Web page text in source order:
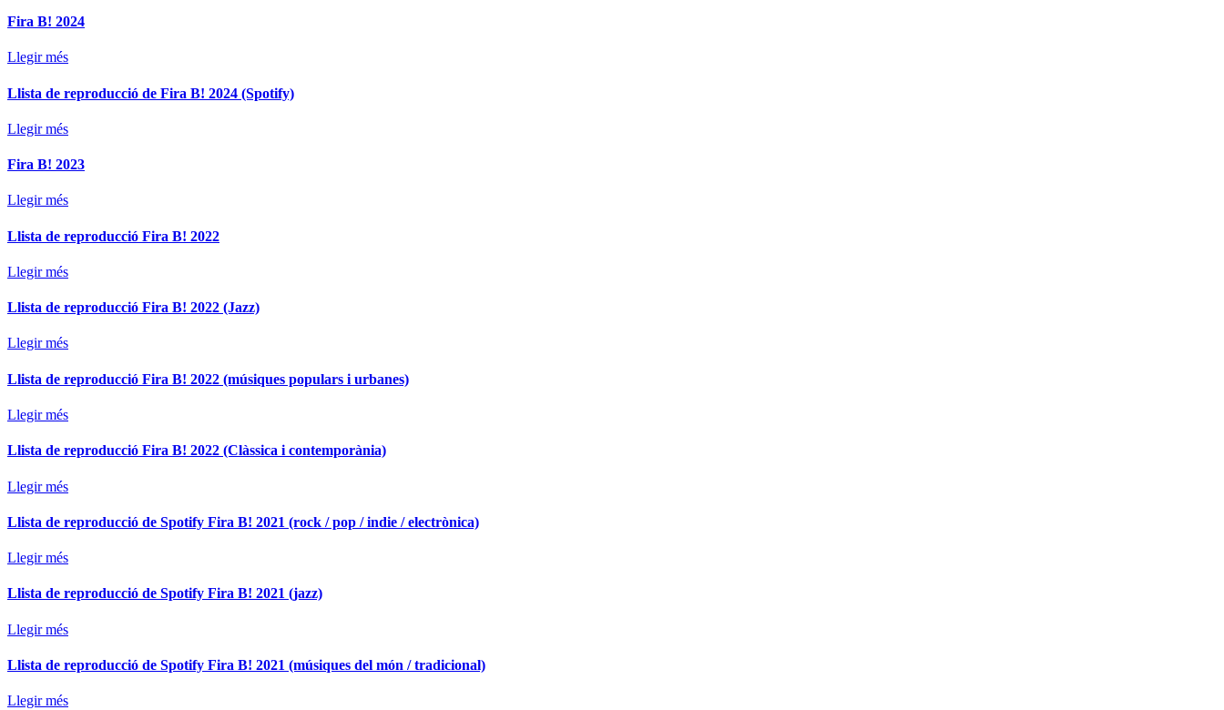
Fira B! 2024
Llegir més
Llista de reproducció de Fira B! 2024 (Spotify)
Llegir més
Fira B! 2023
Llegir més
Llista de reproducció Fira B! 2022
Llegir més
Llista de reproducció Fira B! 2022 (Jazz)
Llegir més
Llista de reproducció Fira B! 2022 (músiques populars i urbanes)
Llegir més
Llista de reproducció Fira B! 2022 (Clàssica i contemporània)
Llegir més
Llista de reproducció de Spotify Fira B! 2021 (rock / pop / indie / electrònica)
Llegir més
Llista de reproducció de Spotify Fira B! 2021 (jazz)
Llegir més
Llista de reproducció de Spotify Fira B! 2021 (músiques del món / tradicional)
Llegir més